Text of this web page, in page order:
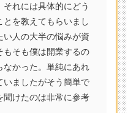
れには具体的にどう
を教えてもらいまし
い人の大半の悩みが資
もそも僕は開業するの
なかった。単純にあれ
いましたがそう簡単で
聞けたのは非常に参考